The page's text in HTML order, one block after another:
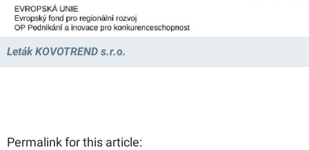
Leták KOVOTREND s.r.o.
Permalink for this article: